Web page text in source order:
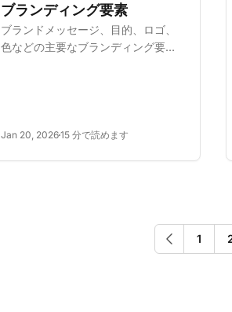
ブランディング要素
ブランドメッセージ、目的、ロゴ、
色などの主要なブランディング要素
ネスの成功のための効果的なブラン
Jan 20, 202615 分で読めます
前へ
1